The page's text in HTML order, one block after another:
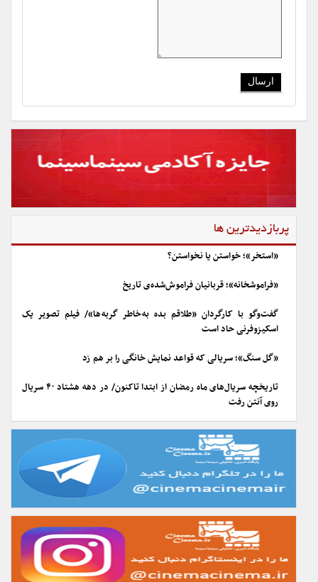
پربازدیدترین ها
«استخر»؛ خواستن یا نخواستن؟
«فراموشخانه»؛ قربانیان فراموش‌شده‌ی تاریخ
گفت‌وگو با کارگردان «طلاقم بده به خاطر گربه ها»/ فیلم تصویر یک
اسکیزوفرنی حاد است
«گل سنگ»؛ سریالی که قواعد نمایش خانگی را بر هم زد
تاریخچه سریال‌های ماه رمضان از ابتدا تاکنون/ در دهه هشتاد ۴۰ سریال
روی آنتن رفت